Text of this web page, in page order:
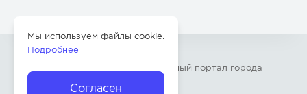
» – Главный портал города
Бор Нижегородской области
Согласен
Мы используем файлы cookie.
Подробнее